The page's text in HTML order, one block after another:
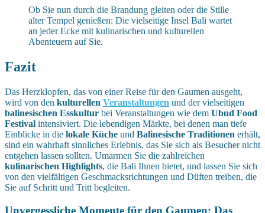
Ob Sie nun durch die Brandung gleiten oder die Stille
alter Tempel genießen: Die vielseitige Insel Bali wartet
an jeder Ecke mit kulinarischen und kulturellen
Abenteuern auf Sie.
Fazit
Das Herzklopfen, das von einer Reise für den Gaumen ausgeht,
wird von den kulturellen Veranstaltungen und der vielseitigen
balinesischen Esskultur bei Veranstaltungen wie dem Ubud Food
Festival intensiviert. Die lebendigen Märkte, bei denen man tiefe
Einblicke in die lokale Küche und Balinesische Traditionen erhält,
sind ein wahrhaft sinnliches Erlebnis, das Sie sich als Besucher nicht
entgehen lassen sollten. Umarmen Sie die zahlreichen
kulinarischen Highlights, die Bali Ihnen bietet, und lassen Sie sich
von den vielfältigen Geschmacksrichtungen und Düften treiben, die
Sie auf Schritt und Tritt begleiten.
Unvergessliche Momente für den Gaumen: Das